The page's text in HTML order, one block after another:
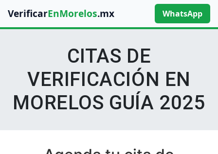
VerificarEnMorelos.mx WhatsApp
CITAS DE
VERIFICACIÓN EN
MORELOS GUÍA 2025